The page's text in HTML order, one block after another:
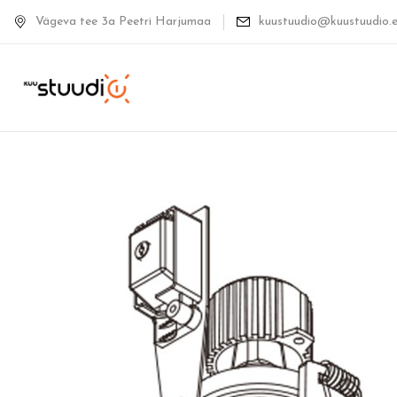
Vägeva tee 3a Peetri Harjumaa